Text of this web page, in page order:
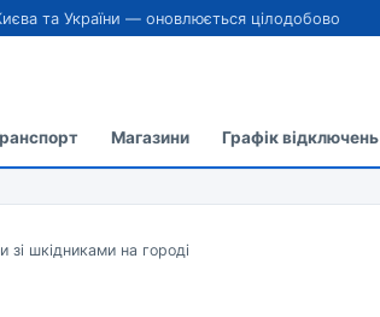
та України — оновлюється цілодобово
Магазини Графік відключень
шкідниками на городі